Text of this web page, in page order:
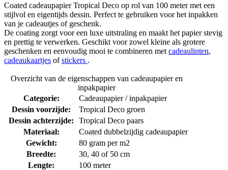
Coated cadeaupapier Tropical Deco op rol van 100 meter met een
stijlvol en eigentijds dessin. Perfect te gebruiken voor het inpakken
van je cadeautjes of geschenk.
De coating zorgt voor een luxe uitstraling en maakt het papier stevig
en prettig te verwerken. Geschikt voor zowel kleine als grotere
geschenken en eenvoudig mooi te combineren met cadeaulinten,
cadeaukaartjes ofstickers .
Overzicht van de eigenschappen van cadeaupapier en
inpakpapier
Categorie:
Cadeaupapier / inpakpapier
Dessin voorzijde:
Tropical Deco groen
Dessin achterzijde:
Tropical Deco paars
Materiaal:
Coated dubbelzijdig cadeaupapier
Gewicht:
80 gram per m2
Breedte:
30, 40 of 50 cm
Lengte:
100 meter